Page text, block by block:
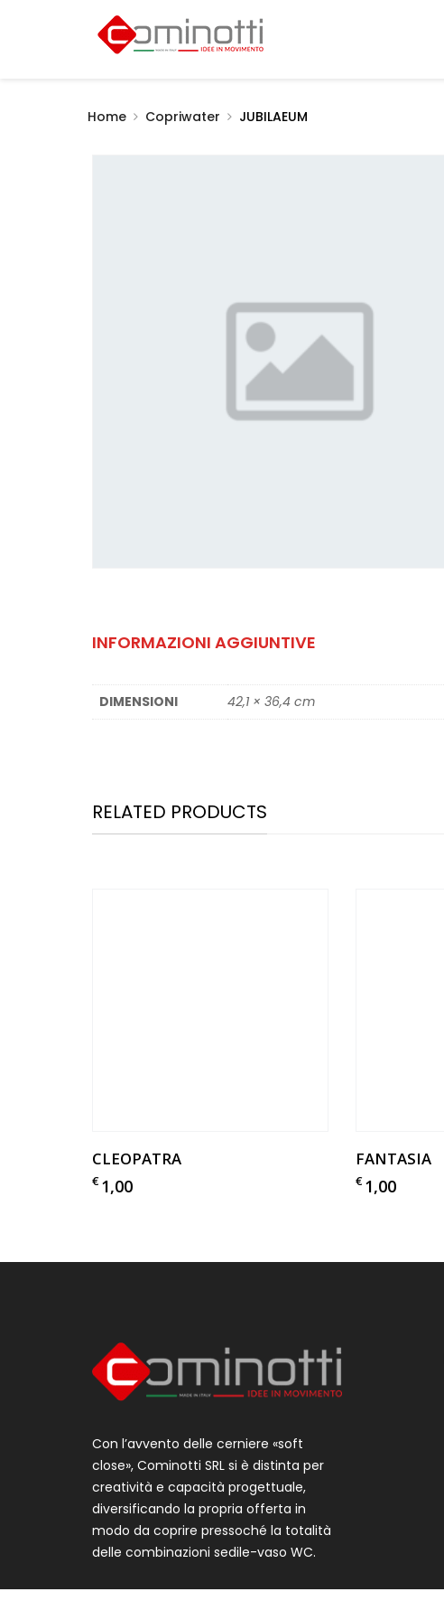
Home Copriwater JUBILAEUM
INFORMAZIONI AGGIUNTIVE
DIMENSIONI 42,1 × 36,4 cm
RELATED PRODUCTS
CLEOPATRA
€ 1,00
FANTASIA
€ 1,00
Con l’avvento delle cerniere «soft
close», Cominotti SRL si è distinta per
creatività e capacità progettuale,
diversificando la propria offerta in
modo da coprire pressoché la totalità
delle combinazioni sedile-vaso WC.